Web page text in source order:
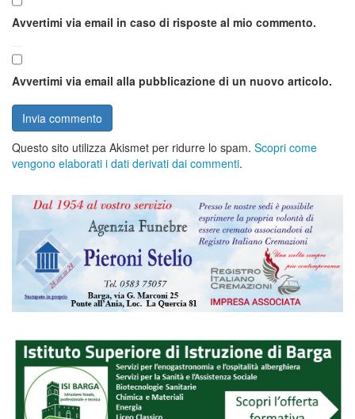
Avvertimi via email in caso di risposte al mio commento.
Avvertimi via email alla pubblicazione di un nuovo articolo.
Questo sito utilizza Akismet per ridurre lo spam. Scopri come
vengono elaborati i dati derivati dai commenti.